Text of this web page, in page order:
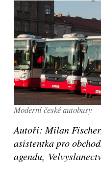
Moderní české autobusy
Autoři: Milan
asistentka pro
agendu,